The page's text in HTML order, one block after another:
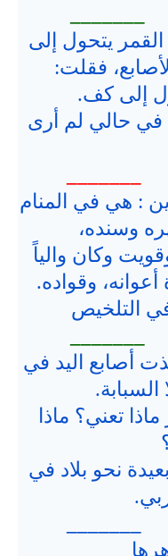
يتحول إلى
فقلت:
إلى كف.
حالي لم أرى
: هي في المنام
وسنده،
وكان والياً
وقواده.
في التلخيص
أصابع اليد في
السبابة.
تعني؟ ماذا
نحو بلاد في